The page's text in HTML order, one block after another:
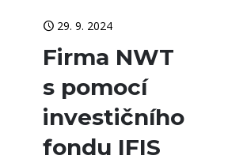
29. 9. 2024
Firma NWT
s pomocí
investičního
fondu IFIS